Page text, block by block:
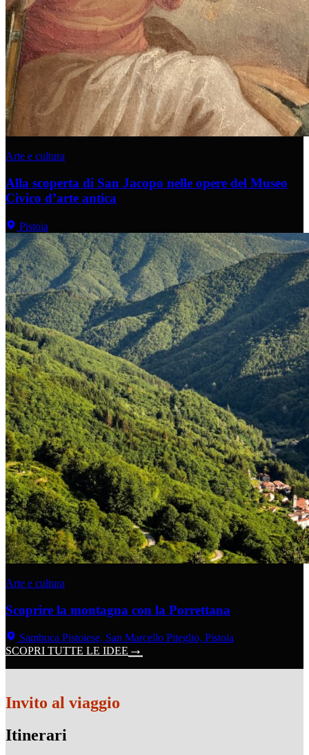
Arte e cultura
Alla scoperta di San Jacopo nelle opere del Museo
Civico d’arte antica
Pistoia
Arte e cultura
Scoprire la montagna con la Porrettana
Sambuca Pistoiese, San Marcello Piteglio, Pistoia
SCOPRI TUTTE LE IDEE
Invito al viaggio
Itinerari